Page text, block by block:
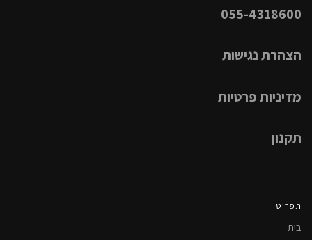
055-4318600
הצהרת נגישות
מדיניות פרטיות
תקנון
תפריט
בית